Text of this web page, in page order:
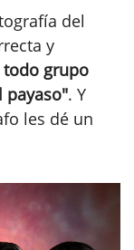
del
y
grupo
payaso". Y
les dé un